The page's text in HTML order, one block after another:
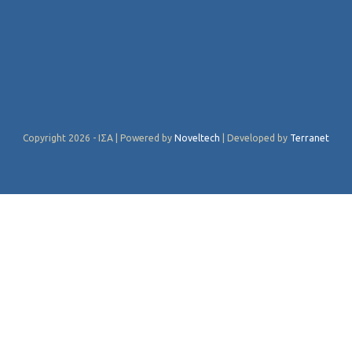
Copyright 2026 - ΙΣΑ | Powered by Noveltech | Developed by Terranet